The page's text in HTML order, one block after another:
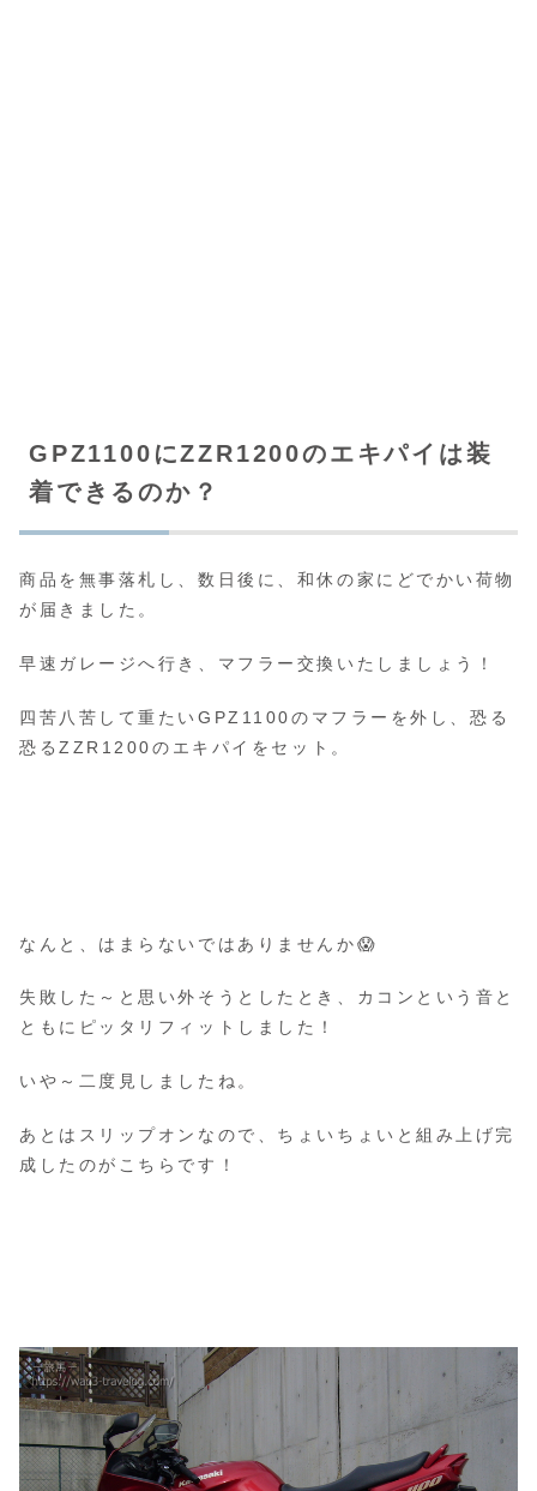
GPZ1100にZZR1200のエキパイは装
着できるのか？
商品を無事落札し、数日後に、和休の家にどでかい荷物
が届きました。
早速ガレージへ行き、マフラー交換いたしましょう！
四苦八苦して重たいGPZ1100のマフラーを外し、恐る
恐るZZR1200のエキパイをセット。
なんと、はまらないではありませんか😱
失敗した～と思い外そうとしたとき、カコンという音と
ともにピッタリフィットしました！
いや～二度見しましたね。
あとはスリップオンなので、ちょいちょいと組み上げ完
成したのがこちらです！